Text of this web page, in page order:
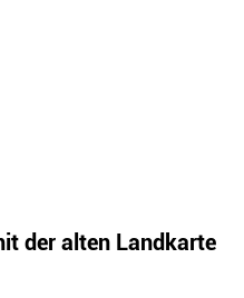
der alten Landkarte